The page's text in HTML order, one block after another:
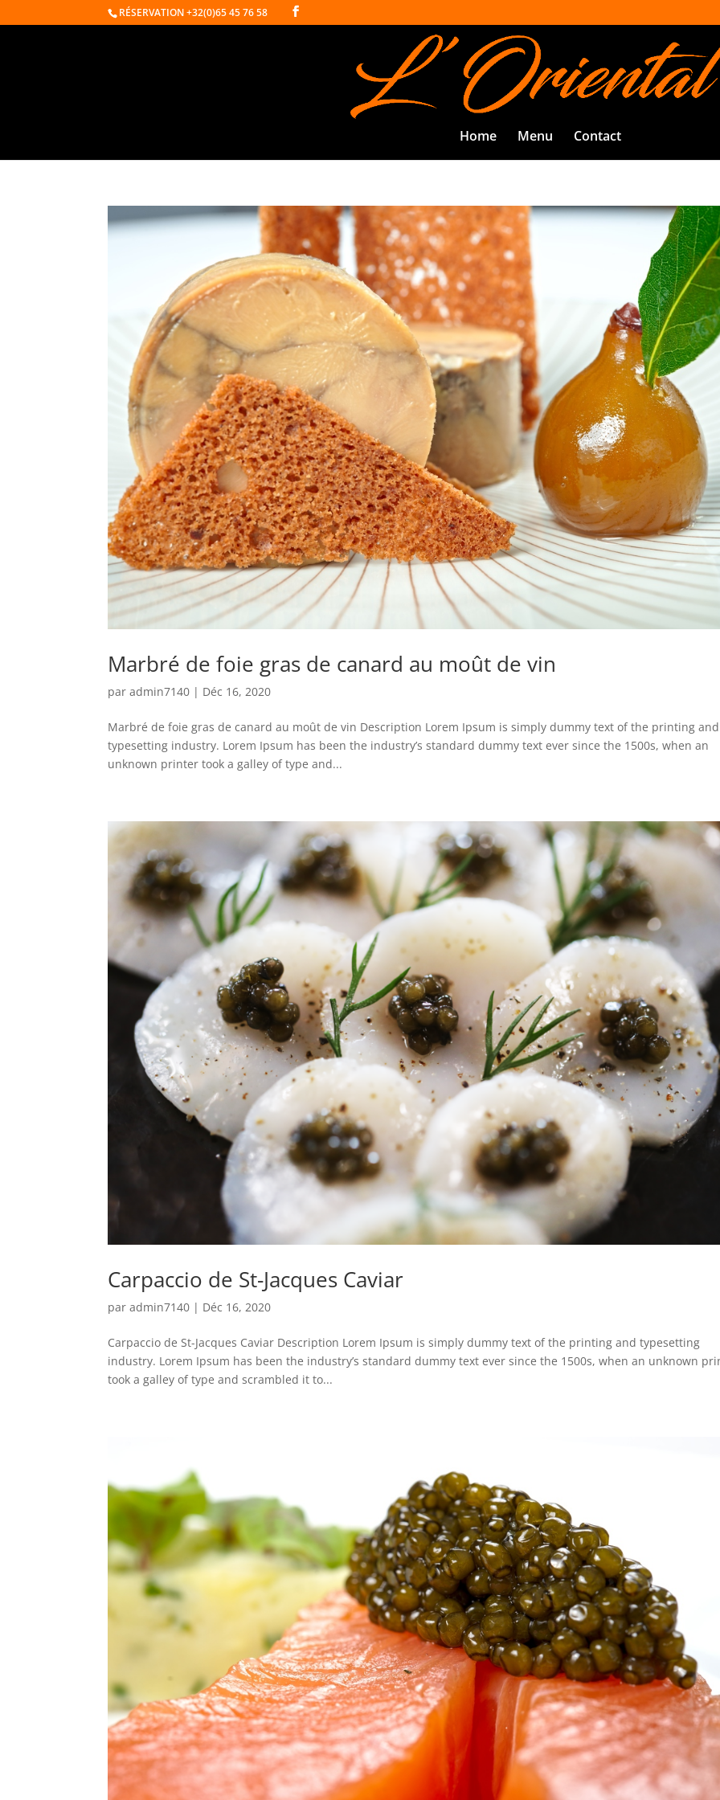
RÉSERVATION+32(0)65 45 76 58
Home Menu Contact
Marbré de foie gras de canard au moût de vin
paradmin7140 | Déc 16, 2020
Marbré de foie gras de canard au moût de vin Description Lorem Ipsum is simply dummy text of the printing and
typesetting industry. Lorem Ipsum has been the industry’s standard dummy text ever since the 1500s, when an
unknown printer took a galley of type and...
Carpaccio de St-Jacques Caviar
paradmin7140 | Déc 16, 2020
Carpaccio de St-Jacques Caviar Description Lorem Ipsum is simply dummy text of the printing and typesetting
industry. Lorem Ipsum has been the industry’s standard dummy text ever since the 1500s, when an unknown
took a galley of type and scrambled it to...